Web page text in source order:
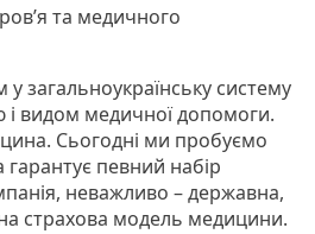
та медичного
загальноукраїнську систему
і видом медичної допомоги.
Сьогодні ми пробуємо
певний набір
неважливо – державна,
страхова модель медицини.